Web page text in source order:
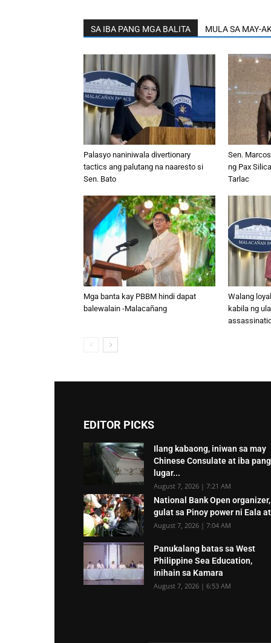
SA IBA PANG MGA BALITA MULA SA MAY-
Palasyo naniniwala divertionary
tactics ang palutang na naaresto si
Sen. Bato
Sen.
ng Pax
Tarlac
Mga banta kay PBBM hindi dapat
balewalain -Malacañang
Walang
kabila ng
EDITOR PICKS
Ilang kabaong, iniwan sa may
Chinese Consulate at iba pang
lugar...
August 7, 2026 | 7:21 AM
National Bank Open organizer,
gulat sa Pinoy power ni Eala
August 7, 2026 | 7:04 AM
Panukalang batas sa West
Philippine Sea Education,
inihain sa Kamara
August 7, 2026 | 6:53 AM